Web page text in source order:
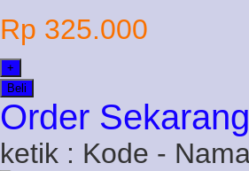
Rp 325.000
+
Beli
Order
ketik : Kode -